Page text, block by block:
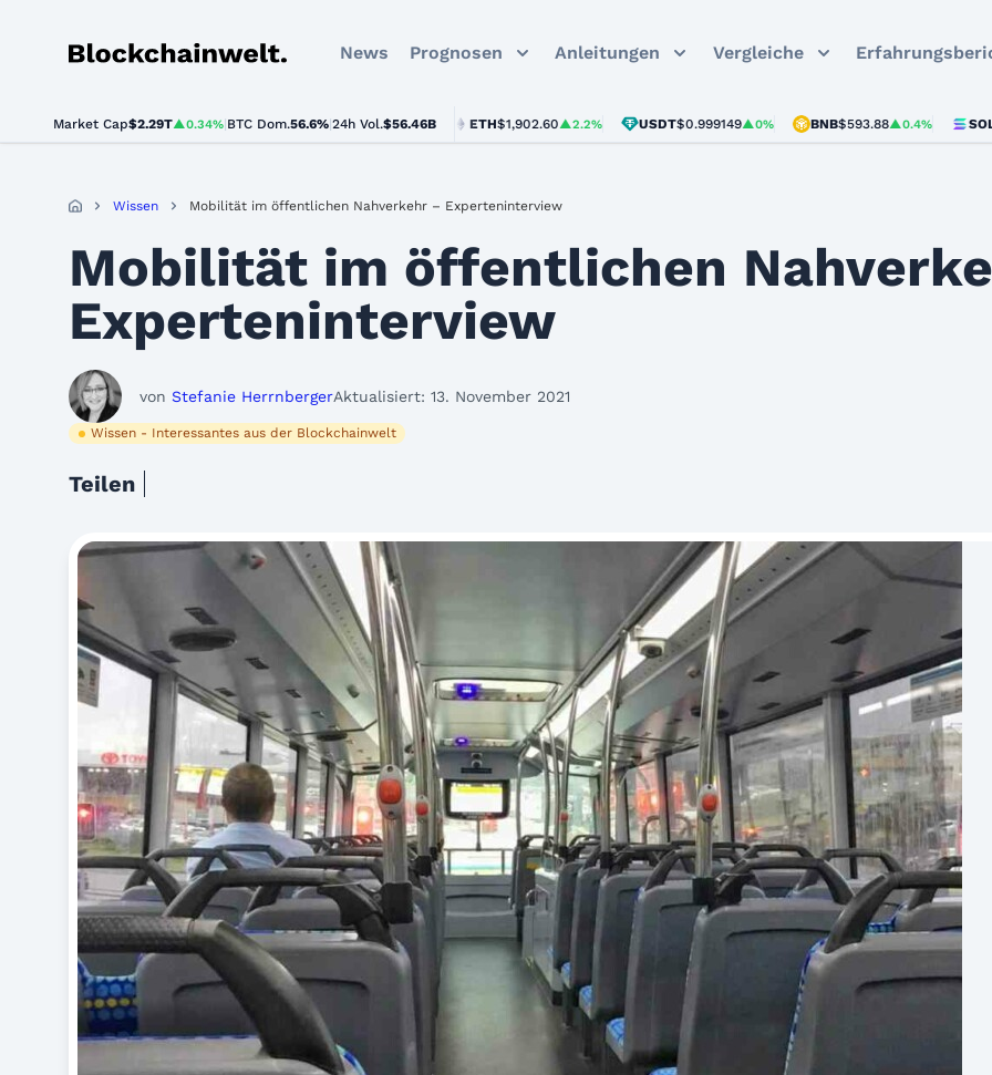
Blockchainwelt News Prognosen Anleitungen Vergleiche
Market Cap$2.29T▲0.34% BTC Dom.56.6% 24h Vol.$56.46B
BTC$64,459.00▲0.9% ETH $1,902.60▲2.2% USDT$0.999149▲0% BNB $593.88▲0.4% SOL $73.68
Wissen Mobilität im öffentlichen Nahverkehr – Experteninterview
Mobilität im öffentlichen
Experteninterview
von Stefanie HerrnbergerAktualisiert: 13. November 2021
Wissen - Interessantes aus der Blockchainwelt
Teilen